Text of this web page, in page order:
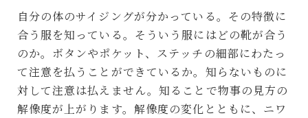
自分の体のサイジングが分かっている。その特徴に
合う服を知っている。そういう服にはどの靴が合う
のか。ボタンやポケット、ステッチの細部にわたっ
て注意を払うことができているか。知らないものに
対して注意は払えません。知ることで物事の見方の
解像度が上がります。解像度の変化とともに、ニワ